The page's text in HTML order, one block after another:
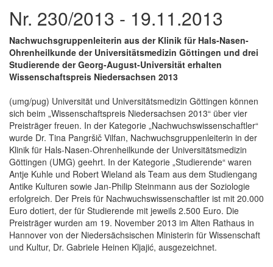
Nr. 230/2013 - 19.11.2013
Nachwuchsgruppenleiterin aus der Klinik für Hals-Nasen-
Ohrenheilkunde der Universitätsmedizin Göttingen und drei
Studierende der Georg-August-Universität erhalten
Wissenschaftspreis Niedersachsen 2013
(umg/pug) Universität und Universitätsmedizin Göttingen können
sich beim „Wissenschaftspreis Niedersachsen 2013“ über vier
Preisträger freuen. In der Kategorie „Nachwuchswissenschaftler“
wurde Dr. Tina Pangršič Vilfan, Nachwuchsgruppenleiterin in der
Klinik für Hals-Nasen-Ohrenheilkunde der Universitätsmedizin
Göttingen (UMG) geehrt. In der Kategorie „Studierende“ waren
Antje Kuhle und Robert Wieland als Team aus dem Studiengang
Antike Kulturen sowie Jan-Philip Steinmann aus der Soziologie
erfolgreich. Der Preis für Nachwuchswissenschaftler ist mit 20.000
Euro dotiert, der für Studierende mit jeweils 2.500 Euro. Die
Preisträger wurden am 19. November 2013 im Alten Rathaus in
Hannover von der Niedersächsischen Ministerin für Wissenschaft
und Kultur, Dr. Gabriele Heinen Kljajić, ausgezeichnet.